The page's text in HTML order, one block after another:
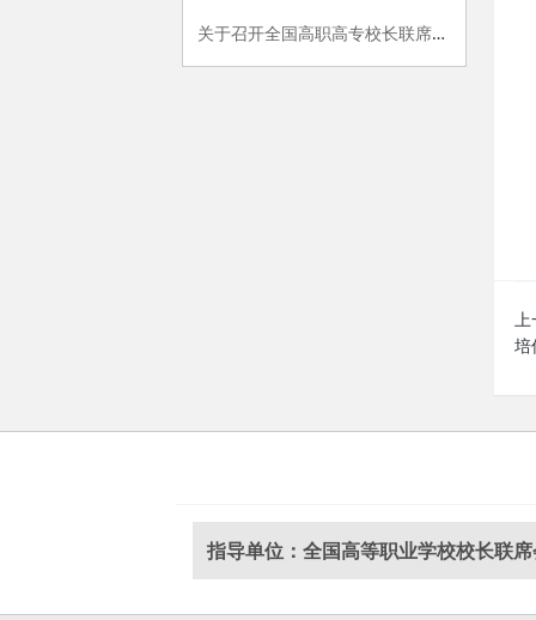
上
培
关于召开全国高职高专校长联席会议2018年年会的通知
指导单位：全国高等职业学校校长联